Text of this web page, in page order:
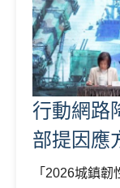
行動網路
部提因應
「2026城鎮